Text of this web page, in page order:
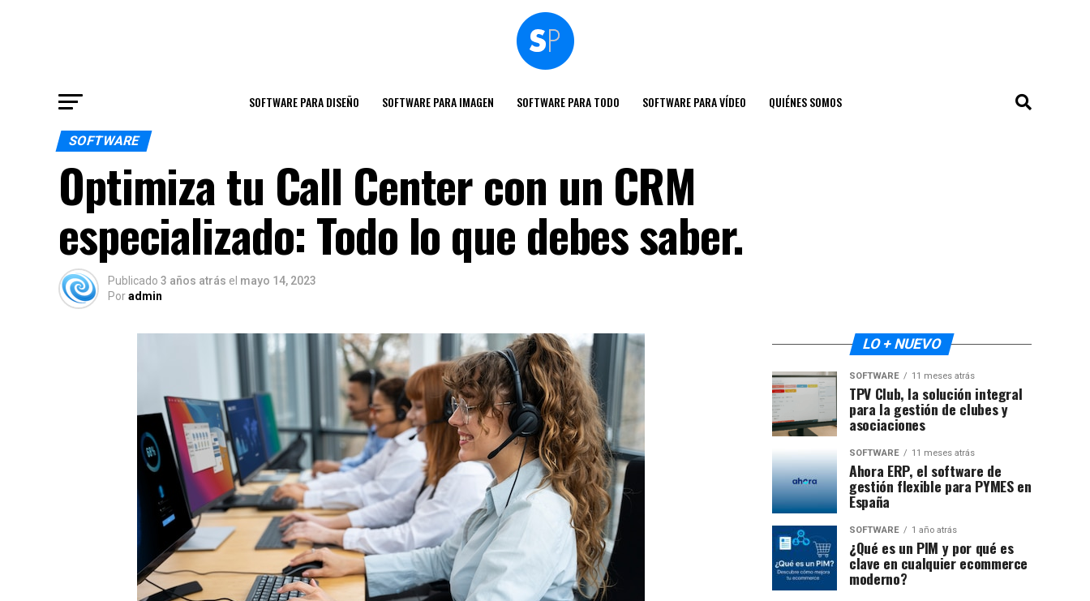
SOFTWARE PARA DISEÑO SOFTWARE PARA IMAGEN SOFTWARE PARA TODO SOFTWARE PARA VÍDEO QUIÉNES SOMOS
SOFTWARE
Optimiza tu Call Center con un CRM
especializado: Todo lo que debes saber.
Publicado 3 años atrás el mayo 14, 2023
Poradmin
LO + NUEVO
SOFTWARE 11 meses atrás
TPV Club, la solución integral
para la gestión de clubes y
asociaciones
SOFTWARE 11 meses atrás
Ahora ERP, el software de
gestión flexible para PYMES en
España
SOFTWARE 1 año atrás
¿Qué es un PIM y por qué es
clave en cualquier ecommerce
moderno?